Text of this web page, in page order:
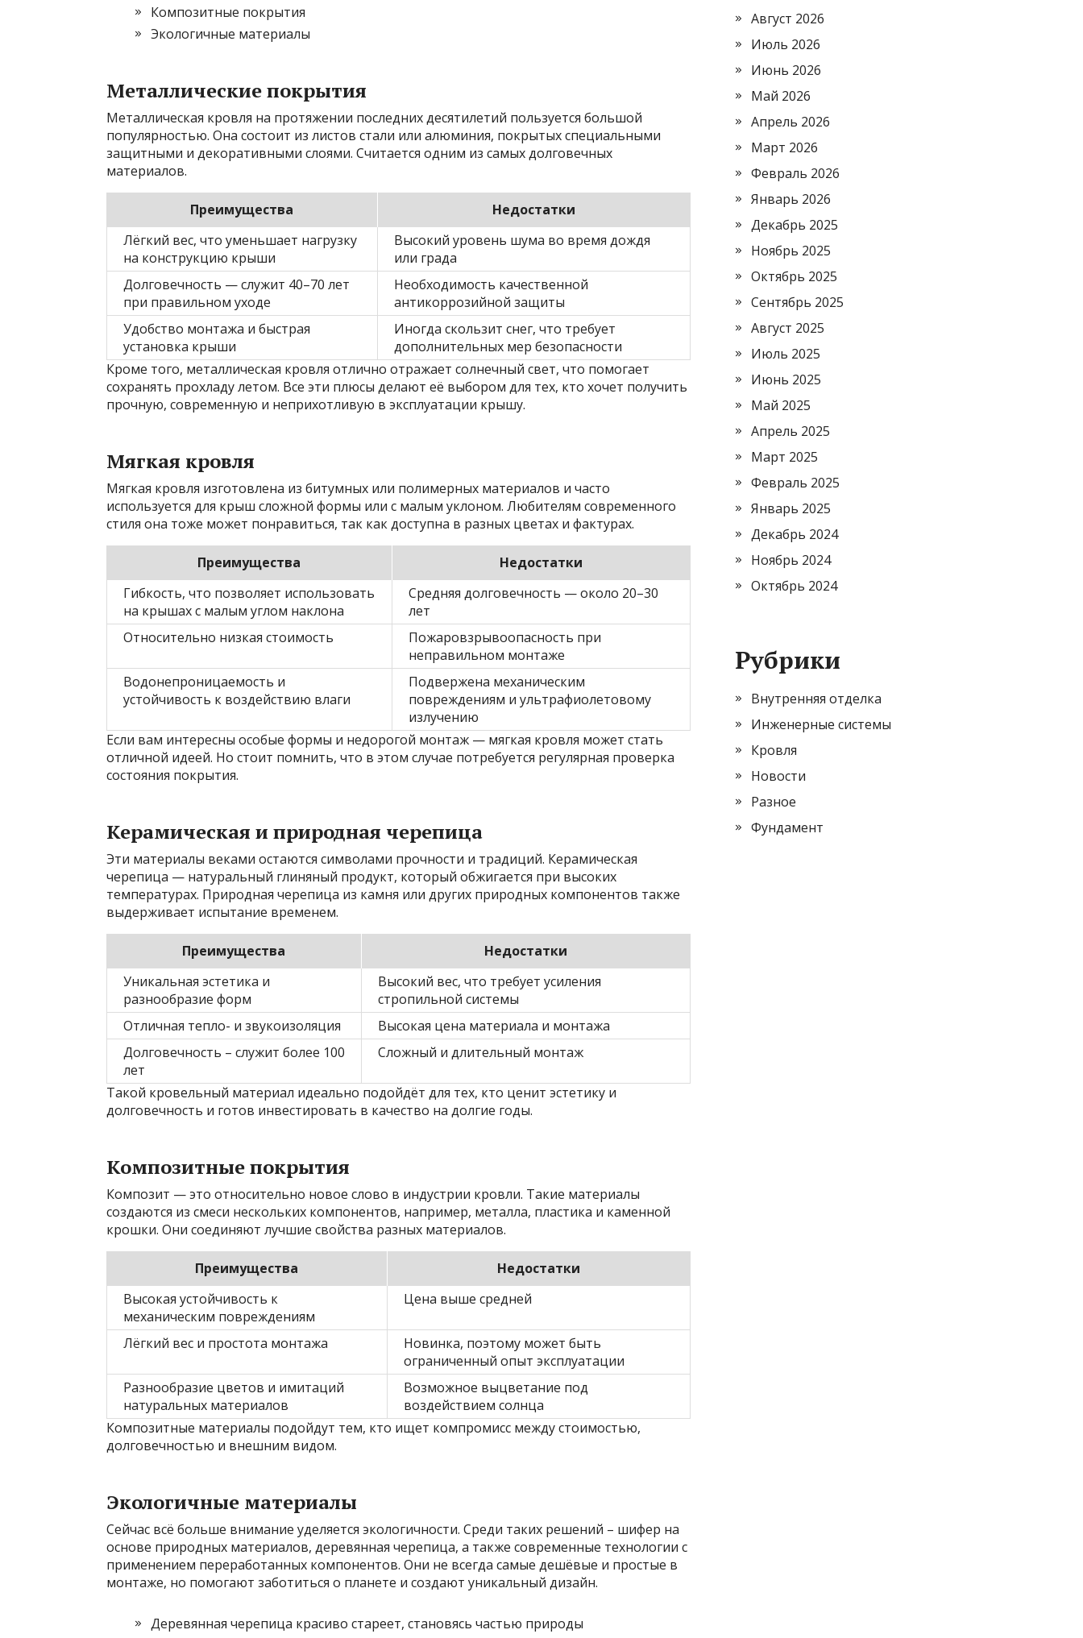
Композитные покрытия
Экологичные материалы
Металлические покрытия
Металлическая кровля на протяжении последних десятилетий пользуется большой
популярностью. Она состоит из листов стали или алюминия, покрытых специальными
защитными и декоративными слоями. Считается одним из самых долговечных
материалов.
Преимущества
Недостатки
Лёгкий вес, что уменьшает нагрузку
на конструкцию крыши
Высокий уровень шума во время дождя
или града
Долговечность — служит 40–70 лет
при правильном уходе
Необходимость качественной
антикоррозийной защиты
Удобство монтажа и быстрая
установка крыши
Иногда скользит снег, что требует
дополнительных мер безопасности
Кроме того, металлическая кровля отлично отражает солнечный свет, что помогает
сохранять прохладу летом. Все эти плюсы делают её выбором для тех, кто хочет получить
прочную, современную и неприхотливую в эксплуатации крышу.
Мягкая кровля
Мягкая кровля изготовлена из битумных или полимерных материалов и часто
используется для крыш сложной формы или с малым уклоном. Любителям современного
стиля она тоже может понравиться, так как доступна в разных цветах и фактурах.
Преимущества
Недостатки
Гибкость, что позволяет использовать
на крышах с малым углом наклона
Средняя долговечность — около 20–30
лет
Относительно низкая стоимость
Пожаровзрывоопасность при
неправильном монтаже
Водонепроницаемость и
устойчивость к воздействию влаги
Подвержена механическим
повреждениям и ультрафиолетовому
излучению
Если вам интересны особые формы и недорогой монтаж — мягкая кровля может стать
отличной идеей. Но стоит помнить, что в этом случае потребуется регулярная проверка
состояния покрытия.
Керамическая и природная черепица
Эти материалы веками остаются символами прочности и традиций. Керамическая
черепица — натуральный глиняный продукт, который обжигается при высоких
температурах. Природная черепица из камня или других природных компонентов также
выдерживает испытание временем.
Преимущества
Недостатки
Уникальная эстетика и
разнообразие форм
Высокий вес, что требует усиления
стропильной системы
Отличная тепло- и звукоизоляция
Высокая цена материала и монтажа
Долговечность – служит более 100
лет
Сложный и длительный монтаж
Такой кровельный материал идеально подойдёт для тех, кто ценит эстетику и
долговечность и готов инвестировать в качество на долгие годы.
Композитные покрытия
Композит — это относительно новое слово в индустрии кровли. Такие материалы
создаются из смеси нескольких компонентов, например, металла, пластика и каменной
крошки. Они соединяют лучшие свойства разных материалов.
Преимущества
Недостатки
Высокая устойчивость к
механическим повреждениям
Цена выше средней
Лёгкий вес и простота монтажа
Новинка, поэтому может быть
ограниченный опыт эксплуатации
Разнообразие цветов и имитаций
натуральных материалов
Возможное выцветание под
воздействием солнца
Композитные материалы подойдут тем, кто ищет компромисс между стоимостью,
долговечностью и внешним видом.
Экологичные материалы
Сейчас всё больше внимание уделяется экологичности. Среди таких решений – шифер на
основе природных материалов, деревянная черепица, а также современные технологии с
применением переработанных компонентов. Они не всегда самые дешёвые и простые в
монтаже, но помогают заботиться о планете и создают уникальный дизайн.
Деревянная черепица красиво стареет, становясь частью природы
Август 2026
Июль 2026
Июнь 2026
Май 2026
Апрель 2026
Март 2026
Февраль 2026
Январь 2026
Декабрь 2025
Ноябрь 2025
Октябрь 2025
Сентябрь 2025
Август 2025
Июль 2025
Июнь 2025
Май 2025
Апрель 2025
Март 2025
Февраль 2025
Январь 2025
Декабрь 2024
Ноябрь 2024
Октябрь 2024
Рубрики
Внутренняя отделка
Инженерные системы
Кровля
Новости
Разное
Фундамент